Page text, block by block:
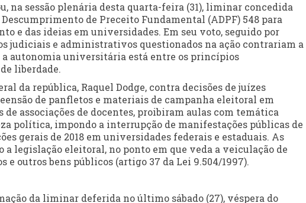
na sessão plenária desta quarta-feira (31), liminar concedida
de Preceito Fundamental (ADPF) 548 para
e das ideias em universidades. Em seu voto, seguido por
judiciais e administrativos questionados na ação contrariam a
a autonomia universitária está entre os princípios
liberdade.
da república, Raquel Dodge, contra decisões de juízes
de panfletos e materiais de campanha eleitoral em
associações de docentes, proibiram aulas com temática
política, impondo a interrupção de manifestações públicas de
gerais de 2018 em universidades federais e estaduais. As
legislação eleitoral, no ponto em que veda a veiculação de
e outros bens públicos (artigo 37 da Lei 9.504/1997).
da liminar deferida no último sábado (27), véspera do